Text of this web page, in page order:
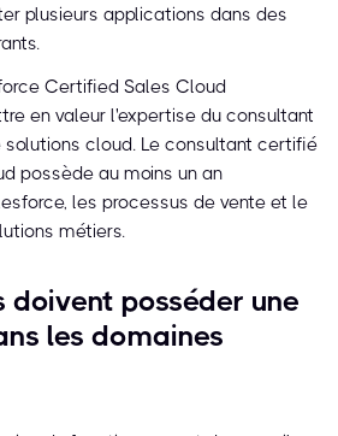
plusieurs applications dans des
Certified Sales Cloud
en valeur l'expertise du consultant
cloud. Le consultant certifié
possède au moins un an
les processus de vente et le
métiers.
doivent posséder une
les domaines